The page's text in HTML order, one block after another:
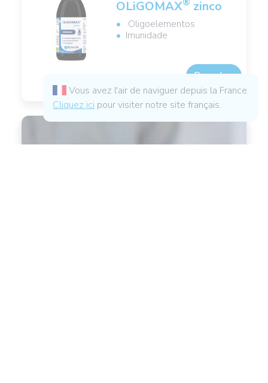
OLiGOMAX® zinco
Oligoelementos
Imunidade
Descubro
Vous avez l'air de naviguer depuis la France.
Cliquez ici pour visiter notre site français.